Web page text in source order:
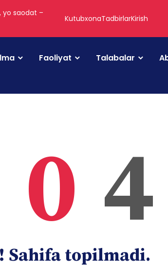
yo saodat –
KutubxonaTadbirlarKirish
Faoliyat Talabalar
0 4
Sahifa topilmadi.